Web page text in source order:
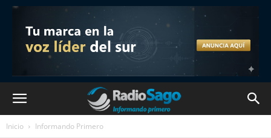
Inicio Informando Primero